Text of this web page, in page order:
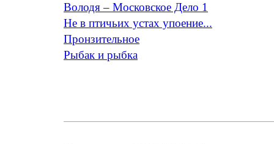
Володя – Московское Дело 1
Не в птичьих устах упоение...
Пронзительное
Рыбак и рыбка